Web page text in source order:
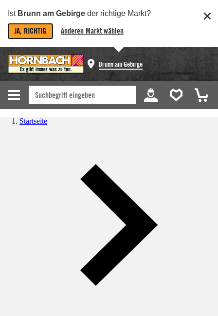
Ist Brunn am Gebirge der richtige Markt?
JA, RICHTIG Anderen Markt wählen
Brunn am Gebirge
Startseite